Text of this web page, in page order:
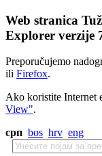
Web stranica
Explorer verzije
Preporučujemo
ili Firefox.
Ako koristite Internet
View".
срп bos hrv eng